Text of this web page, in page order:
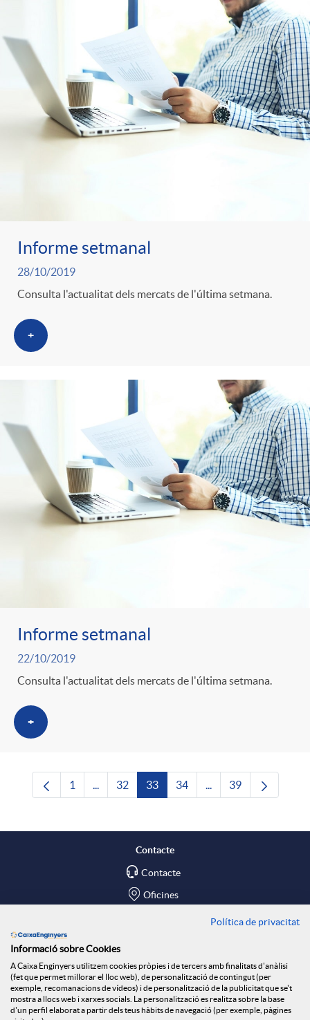
Informe setmanal
28/10/2019
Consulta l'actualitat dels mercats de l'última setmana.
+
Informe setmanal
22/10/2019
Consulta l'actualitat dels mercats de l'última setmana.
+
Pàgina
1 Pàgines intermèdies Utilitzeu TAB per
Pàgina
32 Pàgina
33 Pàgina
34 Pàgines intermèdies
Pàgina
39
Contacte
Contacte
Oficines
Social Room
Política de privacitat
Informació sobre Cookies
A Caixa Enginyers utilitzem cookies pròpies i de tercers amb finalitats d'anàlisi
(fet que permet millorar el lloc web), de personalització de contingut (per
exemple, recomanacions de vídeos) i de personalització de la publicitat que se't
mostra a llocs web i xarxes socials. La personalització es realitza sobre la base
d'un perfil elaborat a partir dels teus hàbits de navegació (per exemple, pàgines